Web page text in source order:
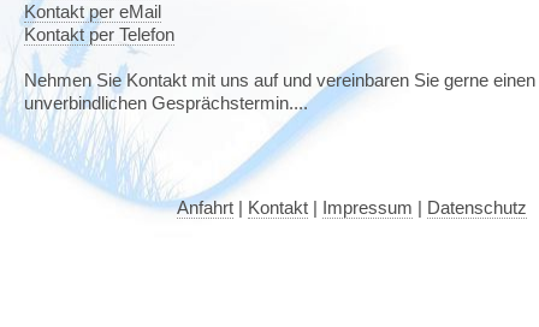
Kontakt per eMail
Kontakt per Telefon
Nehmen Sie Kontakt mit uns auf und vereinbaren Sie gerne einen
unverbindlichen Gesprächstermin....
Anfahrt | Kontakt | Impressum | Datenschutz